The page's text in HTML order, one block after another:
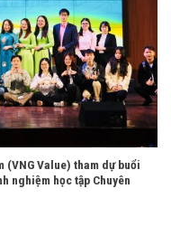
(VNG Value) tham dự buổi
nghiệm học tập Chuyên